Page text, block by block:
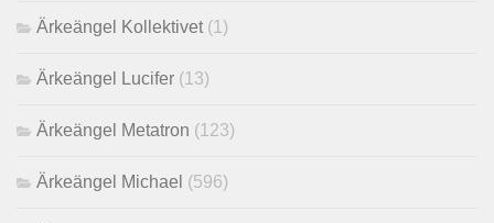
Ärkeängel Kollektivet (1)
Ärkeängel Lucifer (13)
Ärkeängel Metatron (123)
Ärkeängel Michael (596)